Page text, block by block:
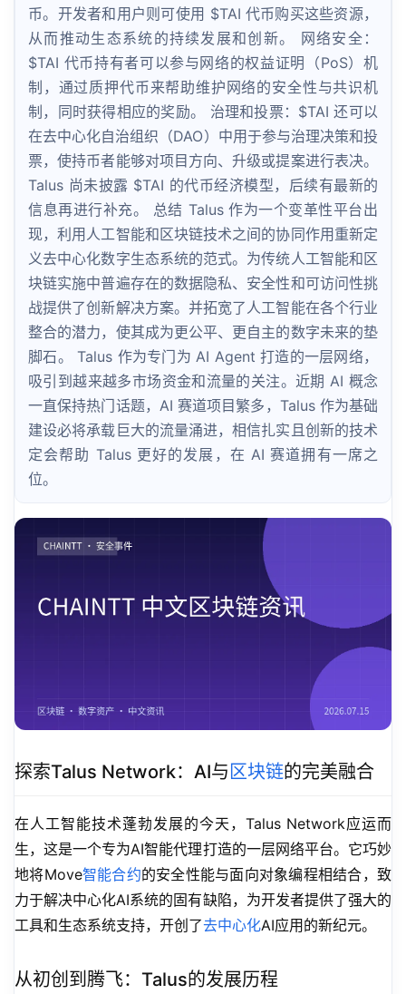
币。开发者和用户则可使用 $TAI 代币购买这些资源，
从而推动生态系统的持续发展和创新。 网络安全：
$TAI 代币持有者可以参与网络的权益证明（PoS）机
制，通过质押代币来帮助维护网络的安全性与共识机
制，同时获得相应的奖励。 治理和投票：$TAI 还可以
在去中心化自治组织（DAO）中用于参与治理决策和投
票，使持币者能够对项目方向、升级或提案进行表决。
Talus 尚未披露 $TAI 的代币经济模型，后续有最新的
信息再进行补充。 总结 Talus 作为一个变革性平台出
现，利用人工智能和区块链技术之间的协同作用重新定
义去中心化数字生态系统的范式。为传统人工智能和区
块链实施中普遍存在的数据隐私、安全性和可访问性挑
战提供了创新解决方案。并拓宽了人工智能在各个行业
整合的潜力，使其成为更公平、更自主的数字未来的垫
脚石。 Talus 作为专门为 AI Agent 打造的一层网络，
吸引到越来越多市场资金和流量的关注。近期 AI 概念
一直保持热门话题，AI 赛道项目繁多，Talus 作为基础
建设必将承载巨大的流量涌进，相信扎实且创新的技术
定会帮助 Talus 更好的发展，在 AI 赛道拥有一席之
位。
探索Talus Network：AI与 区块链的完美融合
在人工智能技术蓬勃发展的今天，Talus Network应运而
生，这是一个专为AI智能代理打造的一层网络平台。它巧妙
地将Move智能合约的安全性能与面向对象编程相结合，致
力于解决中心化AI系统的固有缺陷，为开发者提供了强大的
工具和生态系统支持，开创了去中心化AI应用的新纪元。
从初创到腾飞：Talus的发展历程